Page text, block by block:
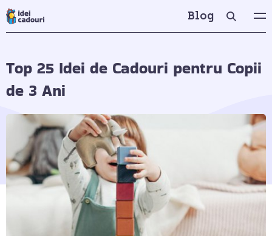
Blog
Top 25 Idei de Cadouri pentru Copii
de 3 Ani